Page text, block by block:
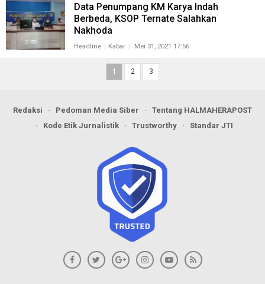
Data Penumpang KM Karya Indah
Berbeda, KSOP Ternate Salahkan
Nakhoda
Headline Kabar Mei 31, 2021 17:56
1 2 3
Redaksi Pedoman Media Siber
Tentang HALMAHERAPOST
Kode Etik Jurnalistik
Trustworthy Standar JTI